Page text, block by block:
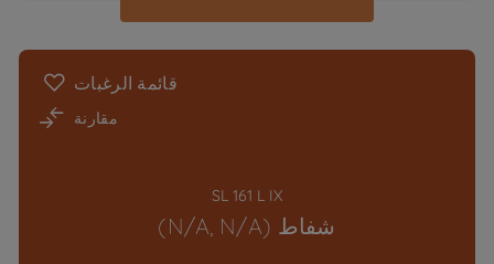
قائمة الرغبات
مقارنة
SL 161 L IX
شفاط (N/A, N/A)